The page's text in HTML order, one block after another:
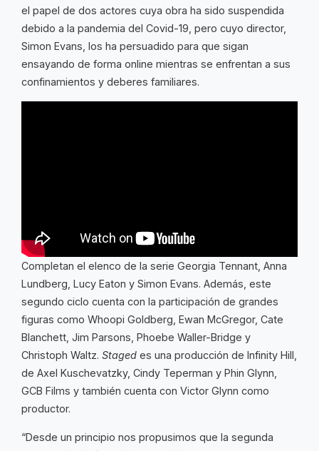
el papel de dos actores cuya obra ha sido suspendida
debido a la pandemia del Covid-19, pero cuyo director,
Simon Evans, los ha persuadido para que sigan
ensayando de forma online mientras se enfrentan a sus
confinamientos y deberes familiares.
Completan el elenco de la serie Georgia Tennant, Anna
Lundberg, Lucy Eaton y Simon Evans. Además, este
segundo ciclo cuenta con la participación de grandes
figuras como Whoopi Goldberg, Ewan McGregor, Cate
Blanchett, Jim Parsons, Phoebe Waller-Bridge y
Christoph Waltz. Staged es una producción de Infinity Hill,
de Axel Kuschevatzky, Cindy Teperman y Phin Glynn,
GCB Films y también cuenta con Victor Glynn como
productor.
“Desde un principio nos propusimos que la segunda